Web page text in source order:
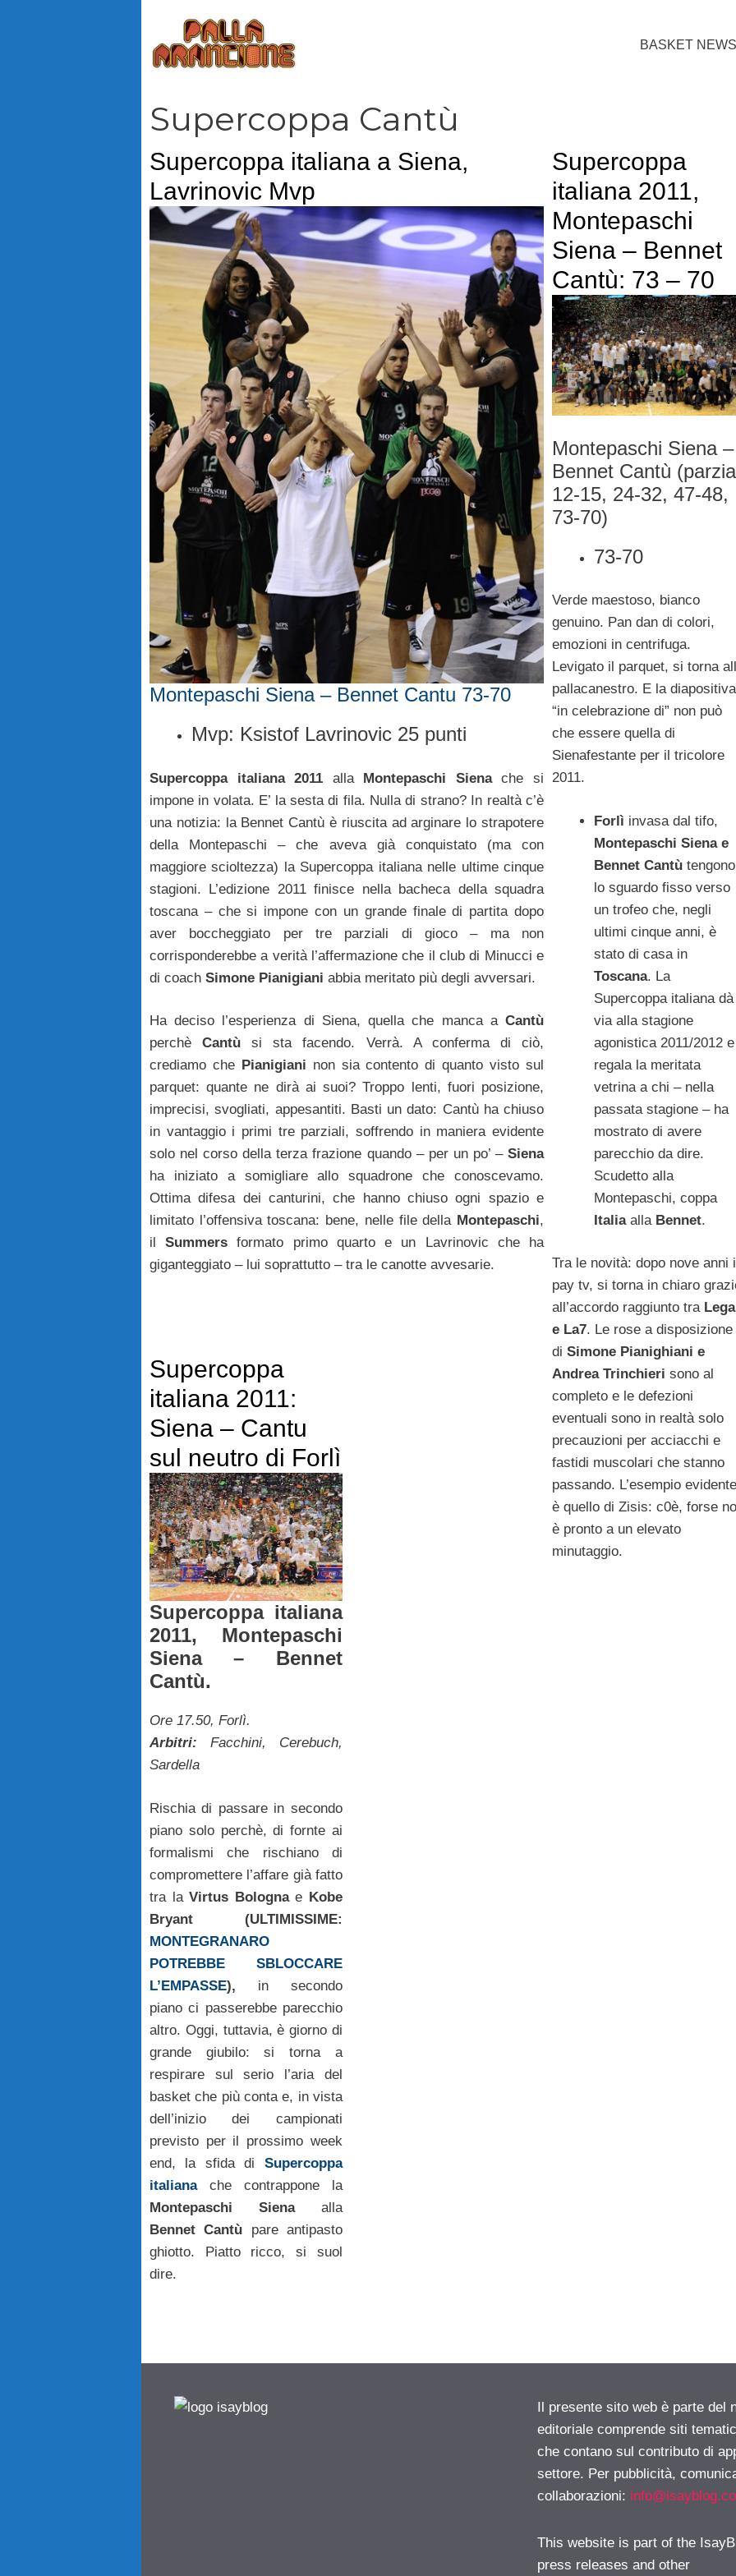
BASKET NEWS
Supercoppa Cantù
Supercoppa italiana a Siena,
Lavrinovic Mvp
Montepaschi Siena – Bennet Cantu 73-70
Mvp: Ksistof Lavrinovic 25 punti
Supercoppa italiana 2011 alla Montepaschi Sienache si
impone in volata. E’ la sesta di fila. Nulla di strano? In realtà c’è
una notizia: la Bennet Cantù è riuscita ad arginare lo strapotere
della Montepaschi – che aveva già conquistato (ma con
maggiore scioltezza) la Supercoppa italiana nelle ultime cinque
stagioni. L’edizione 2011 finisce nella bacheca della squadra
toscana – che si impone con un grande finale di partita dopo
aver boccheggiato per tre parziali di gioco – ma non
corrisponderebbe a verità l’affermazione che il club di Minucci e
di coach Simone Pianigiani abbia meritato più degli avversari.
Ha deciso l’esperienza di Siena, quella che manca a Cantù
perchèCantù si sta facendo. Verrà. A conferma di ciò,
crediamo che Pianigiani non sia contento di quanto visto sul
parquet: quante ne dirà ai suoi? Troppo lenti, fuori posizione,
imprecisi, svogliati, appesantiti. Basti un dato: Cantù ha chiuso
in vantaggio i primi tre parziali, soffrendo in maniera evidente
solo nel corso della terza frazione quando – per un po’ – Siena
ha iniziato a somigliare allo squadrone che conoscevamo.
Ottima difesa dei canturini, che hanno chiuso ogni spazio e
limitato l’offensiva toscana: bene, nelle file della Montepaschi,
ilSummers formato primo quarto e un Lavrinovic che ha
giganteggiato – lui soprattutto – tra le canotte avvesarie.
Supercoppa
italiana 2011,
Montepaschi
Siena – Bennet
Cantù: 73 – 70
Montepaschi Siena –
Bennet Cantù
12-15, 24-32, 47-48,
73-70)
73-70
Verde maestoso, bianco
genuino. Pan dan di colori,
emozioni in centrifuga.
Levigato il parquet, si torna
pallacanestro. E la diapositiva
“in celebrazione di” non può
che essere quella di
Sienafestante per il tricolore
2011.
Forlì invasa dal tifo,
Montepaschi Siena e
Bennet Cantùtengono
lo sguardo fisso verso
un trofeo che, negli
ultimi cinque anni, è
stato di casa in
Toscana. La
Supercoppa italiana
via alla stagione
agonistica 2011/2012 e
regala la meritata
vetrina a chi – nella
passata stagione – ha
mostrato di avere
parecchio da dire.
Scudetto alla
Montepaschi, coppa
Italiaalla Bennet.
Tra le novità: dopo nove anni
pay tv, si torna in chiaro
all’accordo raggiunto tra Lega
e La7. Le rose a disposizione
di Simone Pianighiani e
Andrea Trinchieri sono al
completo e le defezioni
eventuali sono in realtà solo
precauzioni per acciacchi e
fastidi muscolari che stanno
passando. L’esempio evidente
è quello di Zisis: c0è, forse
è pronto a un elevato
minutaggio.
Supercoppa
italiana 2011:
Siena – Cantu
sul neutro di Forlì
Supercoppa italiana
2011, Montepaschi
Siena – Bennet
Cantù.
Ore 17.50, Forlì.
Arbitri: Facchini, Cerebuch,
Sardella
Rischia di passare in secondo
piano solo perchè, di fornte ai
formalismi che rischiano di
compromettere l’affare già fatto
tra laVirtus Bolognae Kobe
Bryant (ULTIMISSIME:
MONTEGRANARO
POTREBBE SBLOCCARE
L’EMPASSE), in secondo
piano ci passerebbe parecchio
altro. Oggi, tuttavia, è giorno di
grande giubilo: si torna a
respirare sul serio l’aria del
basket che più conta e, in vista
dell’inizio dei campionati
previsto per il prossimo week
end, la sfida di Supercoppa
italianache contrappone la
Montepaschi Sienaalla
Bennet Cantù pare antipasto
ghiotto. Piatto ricco, si suol
dire.
Il presente sito web è parte
editoriale comprende siti
che contano sul contributo di
settore. Per pubblicità,
collaborazioni:
This website is part of the
press releases and other